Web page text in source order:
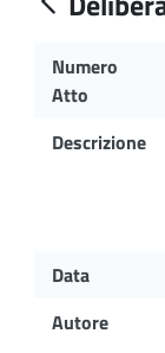
Numero
Atto
Descrizione
Data
Autore